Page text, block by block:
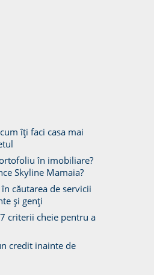
îți faci casa mai
în imobiliare?
Skyline Mamaia?
căutarea de servicii
și genți
criterii cheie pentru a
credit inainte de